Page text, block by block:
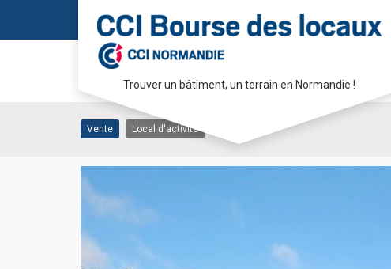
Trouver un bâtiment, un terrain en Normandie !
Vente Local d’activité CAEN
14000 CAEN
Vente Local d'activité